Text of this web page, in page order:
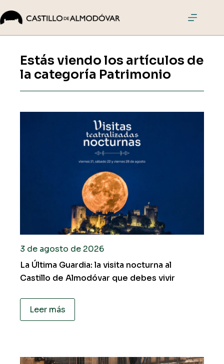
al
contenido
El
Visitas
Actividades
Eventos
Estás viendo los artículos de
la categoría Patrimonio
3 de agosto de 2026
La Última Guardia: la visita nocturna al
Castillo de Almodóvar que debes vivir
Leer más